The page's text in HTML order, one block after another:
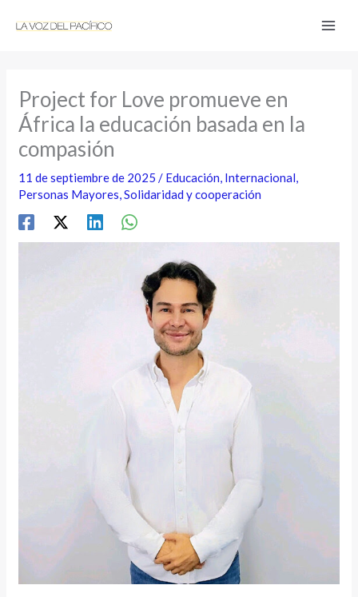
Project for Love promueve en
África la educación basada en la
compasión
11 de septiembre de 2025/ Educación, Internacional,
Personas Mayores,Solidaridad y cooperación